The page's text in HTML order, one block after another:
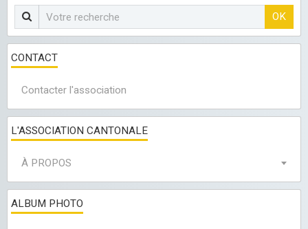
OK
CONTACT
Contacter l'association
L'ASSOCIATION CANTONALE
À PROPOS
ALBUM PHOTO